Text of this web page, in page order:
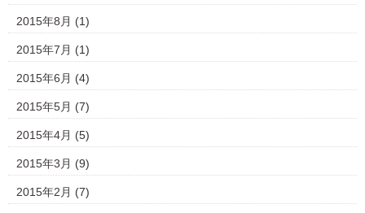
2015年8月 (1)
2015年7月 (1)
2015年6月 (4)
2015年5月 (7)
2015年4月 (5)
2015年3月 (9)
2015年2月 (7)